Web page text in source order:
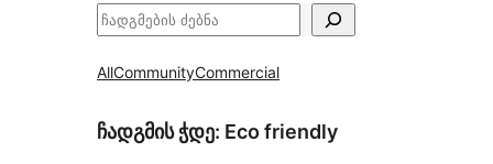
ძებნა
AllCommunityCommercial
ჩადგმის ჭდე: Eco friendly